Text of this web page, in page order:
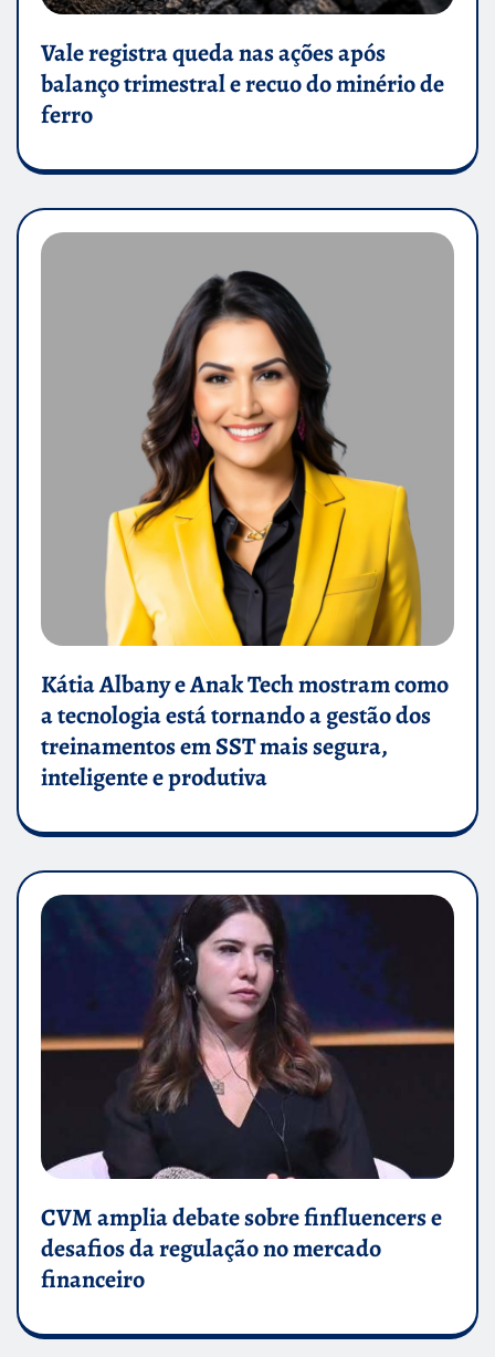
Vale registra queda nas ações após
balanço trimestral e recuo do minério de
ferro
Kátia Albany e Anak Tech mostram como
a tecnologia está tornando a gestão dos
treinamentos em SST mais segura,
inteligente e produtiva
CVM amplia debate sobre finfluencers e
desafios da regulação no mercado
financeiro